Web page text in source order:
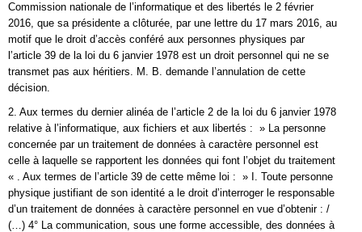
Commission nationale de l’informatique et des libertés le 2 février
2016, que sa présidente a clôturée, par une lettre du 17 mars 2016, au
motif que le droit d’accès conféré aux personnes physiques par
l’article 39 de la loi du 6 janvier 1978 est un droit personnel qui ne se
transmet pas aux héritiers. M. B. demande l’annulation de cette
décision.
2. Aux termes du dernier alinéa de l’article 2 de la loi du 6 janvier 1978
relative à l’informatique, aux fichiers et aux libertés : » La personne
concernée par un traitement de données à caractère personnel est
celle à laquelle se rapportent les données qui font l’objet du traitement
« . Aux termes de l’article 39 de cette même loi : » I. Toute personne
physique justifiant de son identité a le droit d’interroger le responsable
d’un traitement de données à caractère personnel en vue d’obtenir : /
(…) 4° La communication, sous une forme accessible, des données à